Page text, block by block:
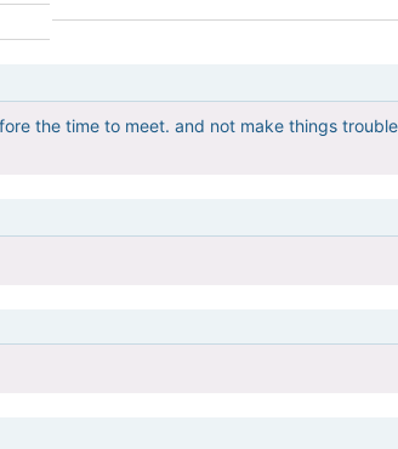
the time to meet. and not make things